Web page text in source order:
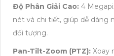
Độ Phân Giải Cao: 4
nét và chi tiết, giúp dễ dàng
đối tượng.
Pan-Tilt-Zoom (PTZ): Xoay